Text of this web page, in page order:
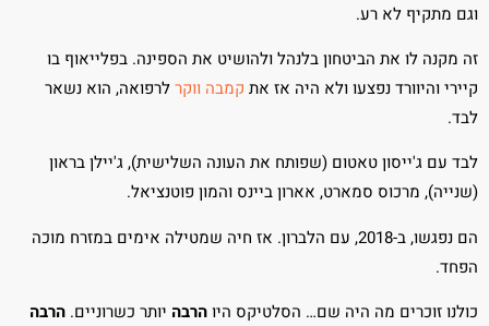
וגם מתקיף לא רע.
זה מקנה לו את הביטחון בלנהל ולהושיט את הספינה. בפלייאוף בו
קיירי והיוורד נפצעו ולא היה אז את קמבה ווקרלרפואה, הוא נשאר
לבד.
לבד עם ג'ייסון טאטום (שפותח את העונה השלישית), ג'יילן בראון
(שנייה), מרכוס סמארט, אארון ביינס והמון פוטנציאל.
הם נפגשו, ב-2018, עם הלברון. אז חיה שמטילה אימים במזרח מוכה
הפחד.
כולנו זוכרים מה היה שם… הסלטיקס היוהרבה יותר כשרוניים. הרבה